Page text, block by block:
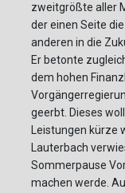
zweitgrößte aller
der einen Seite
anderen in die
Er betonte
dem hohen
geerbt. Dieses
Leistungen kürze
Lauterbach
Sommerpause
machen werde.